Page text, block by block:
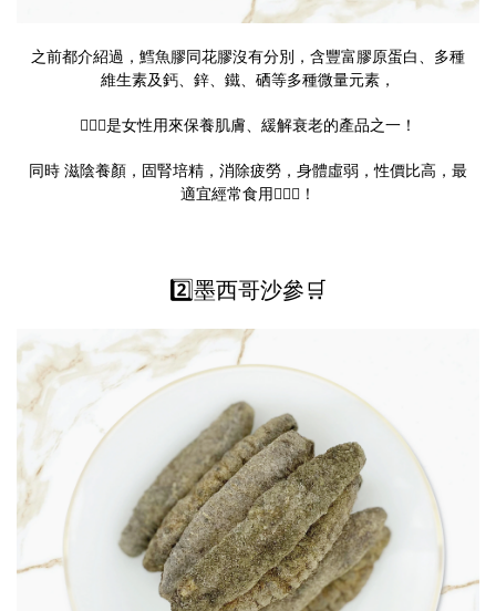
之前都介紹過，鱈魚膠同花膠沒有分別，含豐富膠原蛋白、多種
維生素及鈣、鋅、鐵、硒等多種微量元素，
🧖🏻‍♀️是女性用來保養肌膚、緩解衰老的產品之一！
同時 滋陰養顏，固腎培精，消除疲勞，身體虛弱，性價比高，最
適宜經常食用🙆🏻‍♀️！
2️⃣墨西哥沙參🛒